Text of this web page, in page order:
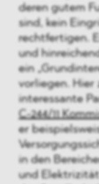
deren gutem
sind, kein
rechtfertigen.
und
ein
vorliegen. Hier
interessante
C-244/11
er
in den
und